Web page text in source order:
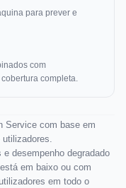
para prever e
com
completa.
Service com base em
utilizadores.
desempenho degradado
em baixo ou com
em todo o